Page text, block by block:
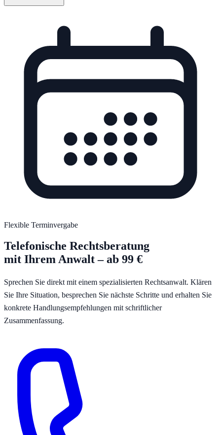
Flexible Terminvergabe
Telefonische Rechtsberatung
mit Ihrem Anwalt – ab 99 €
Sprechen Sie direkt mit einem spezialisierten Rechtsanwalt. Klären
Sie Ihre Situation, besprechen Sie nächste Schritte und erhalten Sie
konkrete Handlungsempfehlungen mit schriftlicher
Zusammenfassung.